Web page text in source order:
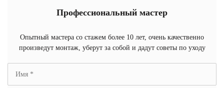
Профессиональный мастер
Опытный мастера со стажем более 10 лет, очень качественно
произведут монтаж, уберут за собой и дадут советы по уходу